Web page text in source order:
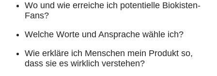
Wo und wie erreiche ich potentielle Biokisten-
Fans?
Welche Worte und Ansprache wähle ich?
Wie erkläre ich Menschen mein Produkt so,
dass sie es wirklich verstehen?